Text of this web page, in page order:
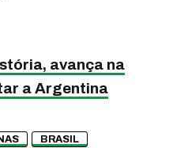
avança na
a Argentina
BRASIL